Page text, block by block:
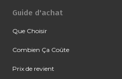
Guide d'achat
Que Choisir
Combien Ça Coûte
Prix de revient